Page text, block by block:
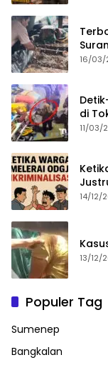
16/
di
11/03/
14/12/
13/12/
Populer Tag
Sumenep
Bangkalan